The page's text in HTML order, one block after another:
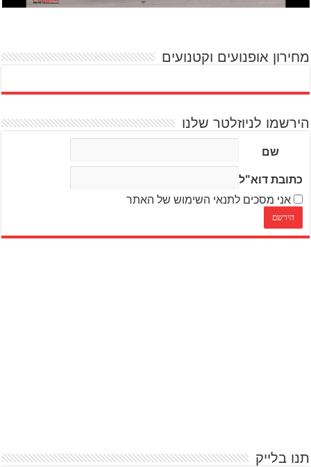
מחירון אופנועים וקטנועים
הירשמו לניוזלטר שלנו
שם
כתובת דוא"ל
אני מסכים לתנאי השימוש של האתר
תנו בלייק